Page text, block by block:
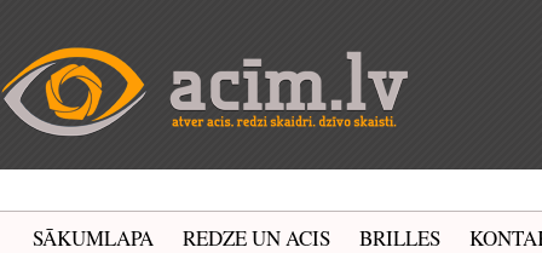
SĀKUMLAPA REDZE UN ACIS BRILLES